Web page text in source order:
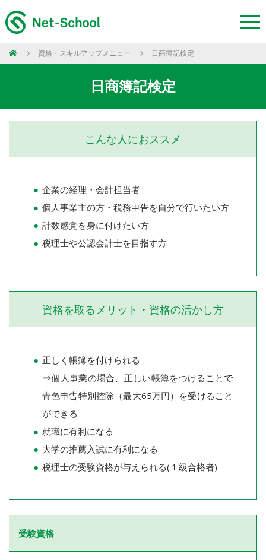
資格・スキルアップメニュー 日商簿記検定
日商簿記検定
こんな人におススメ
企業の経理・会計担当者
個人事業主の方・税務申告を自分で行いたい方
計数感覚を身に付けたい方
税理士や公認会計士を目指す方
資格を取るメリット・資格の活かし方
正しく帳簿を付けられる
⇒個人事業の場合、正しい帳簿をつけることで
青色申告特別控除（最大65万円）を受けること
ができる
就職に有利になる
大学の推薦入試に有利になる
税理士の受験資格が与えられる(１級合格者)
受験資格